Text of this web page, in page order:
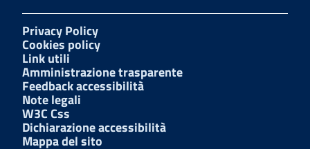
Privacy Policy
Cookies policy
Link utili
Amministrazione trasparente
Feedback accessibilità
Note legali
W3C Css
Dichiarazione accessibilità
Mappa del sito